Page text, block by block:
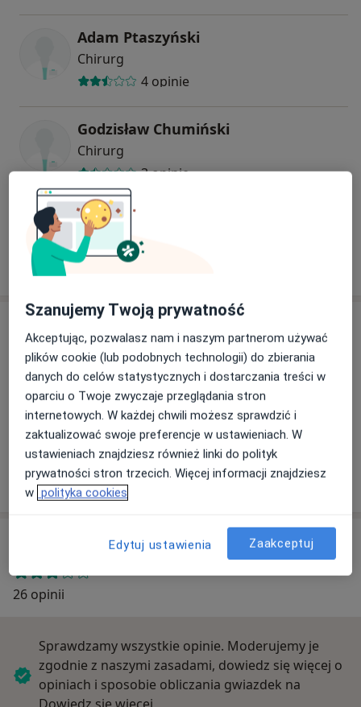
Adam Ptaszyński
Chirurg
4 opinie
Godzisław Chumiński
Chirurg
3 opinie
Jakub Apolinarski
Chirurg
Powiększ mapę
Specjalistyczna Przychodnia Lekarska Agia Medica
Wyszyńskiego 99, 65-536 Zielona Góra
Opinie o specjalistach (26)
26 opinii
Sprawdzamy wszystkie opinie. Moderujemy je
zgodnie z naszymi zasadami, dowiedz się więcej o
opiniach i sposobie obliczania gwiazdek na
Szanujemy Twoją prywatność
Akceptując, pozwalasz nam i naszym partnerom używać
plików cookie (lub podobnych technologii) do zbierania
danych do celów statystycznych i dostarczania treści w
oparciu o Twoje zwyczaje przeglądania stron
internetowych. W każdej chwili możesz sprawdzić i
zaktualizować swoje preferencje w ustawieniach. W
ustawieniach znajdziesz również linki do polityk
prywatności stron trzecich. Więcej informacji znajdziesz
w polityka cookies
Edytuj ustawienia Zaakceptuj